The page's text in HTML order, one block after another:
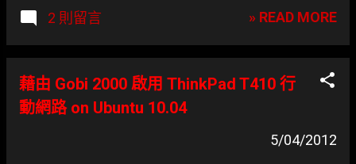
試， 真的是千金難買早知道啊 ！
2 則留言 » READ MORE
藉由 Gobi 2000 啟用 ThinkPad T410 行
動網路 on Ubuntu 10.04
5/04/2012